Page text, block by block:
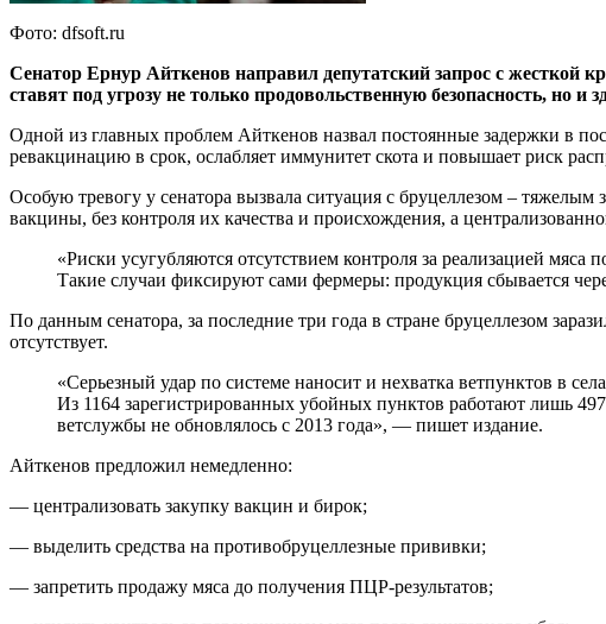
Фото: dfsoft.ru
Сенатор Ернур Айткенов направил депутатский запрос с жесткой
ставят под угрозу не только продовольственную безопасность, но
Одной из главных проблем Айткенов назвал постоянные задержки в
ревакцинацию в срок, ослабляет иммунитет скота и повышает риск
Особую тревогу у сенатора вызвала ситуация с бруцеллезом –
вакцины, без контроля их качества и происхождения, а
«Риски усугубляются отсутствием контроля за реализацией
Такие случаи фиксируют сами фермеры: продукция сбывается
По данным сенатора, за последние три года в стране бруцеллезом
отсутствует.
«Серьезный удар по системе наносит и нехватка ветпунктов в
Из 1164 зарегистрированных убойных пунктов работают лишь
ветслужбы не обновлялось с 2013 года», — пишет издание.
Айткенов предложил немедленно:
— централизовать закупку вакцин и бирок;
— выделить средства на противобруцеллезные прививки;
— запретить продажу мяса до получения ПЦР-результатов;